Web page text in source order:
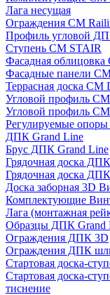
Лага несущая
Ограждения CM
Профиль угловой
Ступень CM STAIR
Фасадная облицовка
Фасадные панели
Террасная доска CM
Угловой профиль
Угловой профиль
Регулируемые
ДПК Grand Line
Брус ДПК Grand Line
Грядочная доска
Грядочная доска
Доска заборная 3D
Комплектующие
Лага (монтажная
Образцы ДПК Grand
Ограждения ДПК 3D
Ограждения ДПК
Стартовая доска-
Стартовая доска-
тиснение